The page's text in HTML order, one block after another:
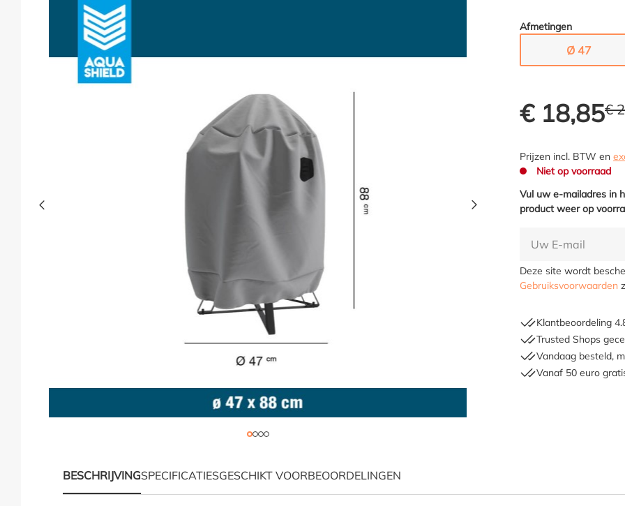
Afmetingen
Ø 47
€ 18,85€
Prijzen incl. BTW en
Niet op voorraad
Vul uw e-mailadres in
product weer op
Deze site wordt
Gebruiksvoorwaarden
Klantbeoordeling
Trusted Shops
Vandaag besteld,
Vanaf 50 euro
BESCHRIJVINGSPECIFICATIESGESCHIKT VOORBEOORDELINGEN